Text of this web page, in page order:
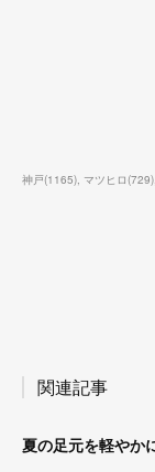
神戸(1165) マツヒロ(729)
関連記事